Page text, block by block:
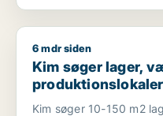
Kim søger lager,
6 mdr siden
Kim søger lager,
Frederiksberg eller
Kim søger 10-150 m2